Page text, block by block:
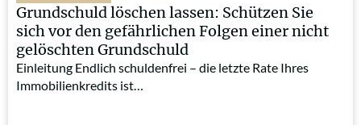
Grundschuld löschen lassen: Schützen Sie
sich vor den gefährlichen Folgen einer nicht
gelöschten Grundschuld
Einleitung Endlich schuldenfrei – die letzte Rate Ihres
Immobilienkredits ist…